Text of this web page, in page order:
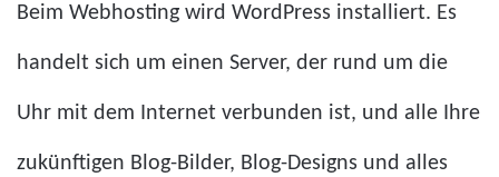
Beim Webhosting wird WordPress installiert. Es
handelt sich um einen Server, der rund um die
Uhr mit dem Internet verbunden ist, und alle Ihre
zukünftigen Blog-Bilder, Blog-Designs und alles